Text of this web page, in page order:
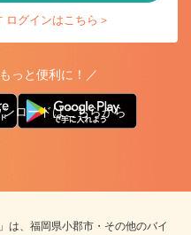
ログインはこちら＞
っと便利に！／
ロードはこちらから
は、福岡県小郡市・その他のバイ